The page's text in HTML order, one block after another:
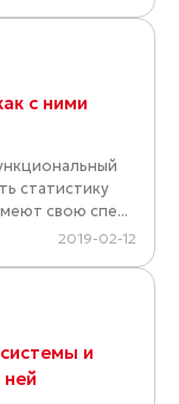
с ними
статистику
свою спе...
2019-02-12
и